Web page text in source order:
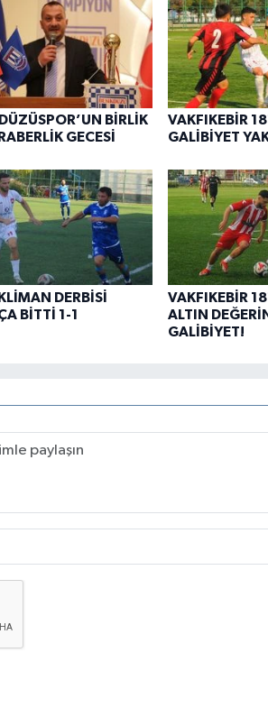
BİRLİK
GECESİ
VAKFIKEBİR
GALİBİYET
DERBİSİ
BİTTİ 1-1
VAKFIKEBİR
ALTIN
GALİBİYET!